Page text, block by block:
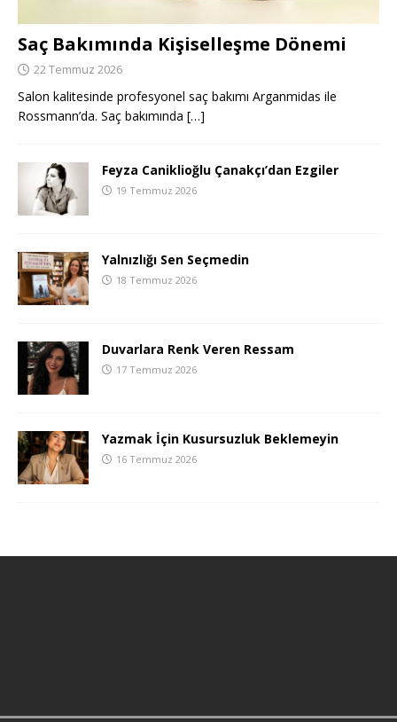
Saç Bakımında Kişiselleşme Dönemi
22 Temmuz 2026
Salon kalitesinde profesyonel saç bakımı Arganmidas ile
Rossmann’da. Saç bakımında […]
Feyza Caniklioğlu Çanakçı’dan Ezgiler
19 Temmuz 2026
Yalnızlığı Sen Seçmedin
18 Temmuz 2026
Duvarlara Renk Veren Ressam
17 Temmuz 2026
Yazmak İçin Kusursuzluk Beklemeyin
16 Temmuz 2026